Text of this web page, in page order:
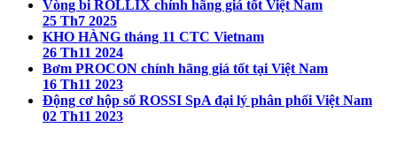
Vòng bi ROLLIX chính hãng giá tốt Việt Nam
25 Th7 2025
KHO HÀNG tháng 11 CTC Vietnam
26 Th11 2024
Bơm PROCON chính hãng giá tốt tại Việt Nam
16 Th11 2023
Động cơ hộp số ROSSI SpA đại lý phân phối Việt Nam
02 Th11 2023